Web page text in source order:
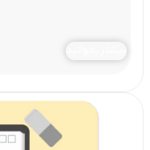
بیشتر بخوانید